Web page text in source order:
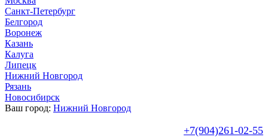
Санкт-Петербург
Белгород
Воронеж
Казань
Калуга
Липецк
Нижний Новгород
Рязань
Новосибирск
Ваш город: Нижний Новгород
+7(904)261-02-55